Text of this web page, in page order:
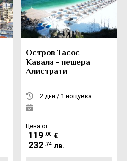
Остров Тасос –
Кавала - пещера
Алистрати
2 дни / 1 нощувка
Цена от:
119 .00 €
232 .74 лв.